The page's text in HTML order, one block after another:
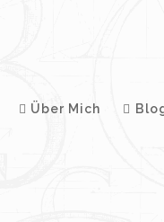
Über Mich